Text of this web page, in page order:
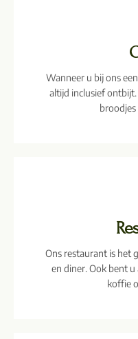
Wanneer u bij ons
altijd inclusief
Ons restaurant is het
en diner. Ook bent
koffie